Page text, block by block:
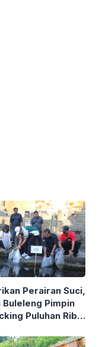
Perairan Suci,
Buleleng Pimpin
Puluhan Ribu